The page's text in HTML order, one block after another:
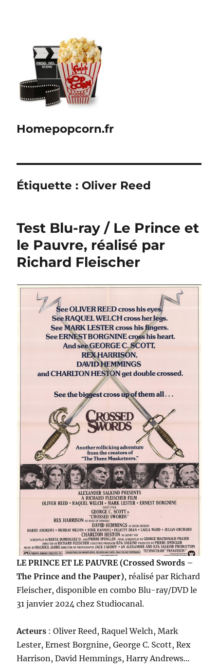
Homepopcorn.fr
Étiquette : Oliver Reed
Test Blu-ray / Le Prince et
le Pauvre, réalisé par
Richard Fleischer
LE PRINCE ET LE PAUVRE (Crossed Swords –
The Prince and the Pauper), réalisé par Richard
Fleischer, disponible en combo Blu-ray/DVD le
31 janvier 2024 chez Studiocanal.
Acteurs : Oliver Reed, Raquel Welch, Mark
Lester, Ernest Borgnine, George C. Scott, Rex
Harrison, David Hemmings, Harry Andrews…